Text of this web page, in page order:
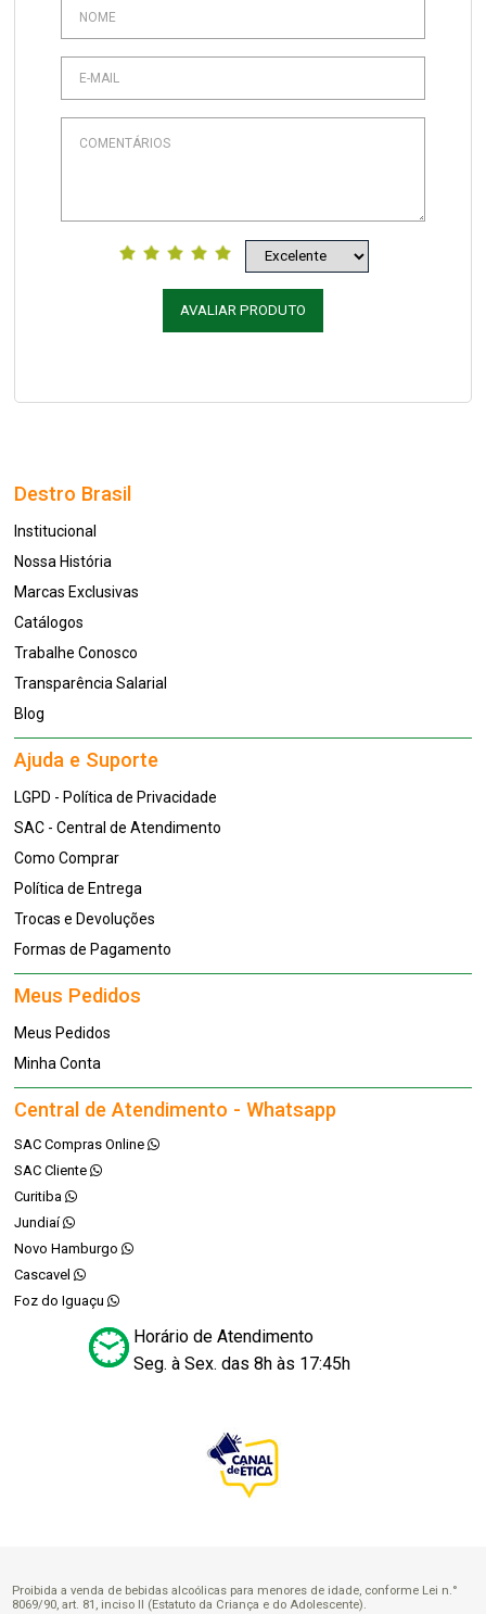
AVALIAR PRODUTO
Destro Brasil
Institucional
Nossa História
Marcas Exclusivas
Catálogos
Trabalhe Conosco
Transparência Salarial
Blog
Ajuda e Suporte
LGPD - Política de Privacidade
SAC - Central de Atendimento
Como Comprar
Política de Entrega
Trocas e Devoluções
Formas de Pagamento
Meus Pedidos
Meus Pedidos
Minha Conta
Central de Atendimento - Whatsapp
SAC Compras Online
SAC Cliente
Curitiba
Jundiaí
Novo Hamburgo
Cascavel
Foz do Iguaçu
Horário de Atendimento
Seg. à Sex. das 8h às 17:45h
Proibida a venda de bebidas alcoólicas para menores de idade, conforme Lei n.°
8069/90, art. 81, inciso II (Estatuto da Criança e do Adolescente).